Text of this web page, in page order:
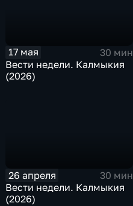
17 мая
30 мин
Вести недели. Калмыкия
(2026)
26 апреля
30 мин
Вести недели. Калмыкия
(2026)